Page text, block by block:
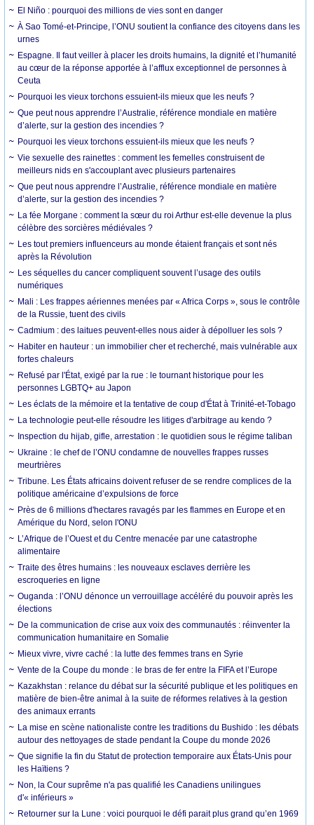
El Niño : pourquoi des millions de vies sont en danger
À Sao Tomé-et-Principe, l’ONU soutient la confiance des citoyens dans les
urnes
Espagne. Il faut veiller à placer les droits humains, la dignité et l’humanité
au cœur de la réponse apportée à l’afflux exceptionnel de personnes à
Ceuta
Pourquoi les vieux torchons essuient-ils mieux que les neufs ?
Que peut nous apprendre l’Australie, référence mondiale en matière
d’alerte, sur la gestion des incendies ?
Pourquoi les vieux torchons essuient-ils mieux que les neufs ?
Vie sexuelle des rainettes : comment les femelles construisent de
meilleurs nids en s'accouplant avec plusieurs partenaires
Que peut nous apprendre l’Australie, référence mondiale en matière
d’alerte, sur la gestion des incendies ?
La fée Morgane : comment la sœur du roi Arthur est-elle devenue la plus
célèbre des sorcières médiévales ?
Les tout premiers influenceurs au monde étaient français et sont nés
après la Révolution
Les séquelles du cancer compliquent souvent l’usage des outils
numériques
Mali : Les frappes aériennes menées par « Africa Corps », sous le contrôle
de la Russie, tuent des civils
Cadmium : des laitues peuvent-elles nous aider à dépolluer les sols ?
Habiter en hauteur : un immobilier cher et recherché, mais vulnérable aux
fortes chaleurs
Refusé par l'État, exigé par la rue : le tournant historique pour les
personnes LGBTQ+ au Japon
Les éclats de la mémoire et la tentative de coup d'État à Trinité-et-Tobago
La technologie peut-elle résoudre les litiges d'arbitrage au kendo ?
Inspection du hijab, gifle, arrestation : le quotidien sous le régime taliban
Ukraine : le chef de l’ONU condamne de nouvelles frappes russes
meurtrières
Tribune. Les États africains doivent refuser de se rendre complices de la
politique américaine d’expulsions de force
Près de 6 millions d'hectares ravagés par les flammes en Europe et en
Amérique du Nord, selon l'ONU
L’Afrique de l’Ouest et du Centre menacée par une catastrophe
alimentaire
Traite des êtres humains : les nouveaux esclaves derrière les
escroqueries en ligne
Ouganda : l’ONU dénonce un verrouillage accéléré du pouvoir après les
élections
De la communication de crise aux voix des communautés : réinventer la
communication humanitaire en Somalie
Mieux vivre, vivre caché : la lutte des femmes trans en Syrie
Vente de la Coupe du monde : le bras de fer entre la FIFA et l’Europe
Kazakhstan : relance du débat sur la sécurité publique et les politiques en
matière de bien-être animal à la suite de réformes relatives à la gestion
des animaux errants
La mise en scène nationaliste contre les traditions du Bushido : les débats
autour des nettoyages de stade pendant la Coupe du monde 2026
Que signifie la fin du Statut de protection temporaire aux États-Unis pour
les Haïtiens ?
Non, la Cour suprême n'a pas qualifié les Canadiens unilingues
d'« inférieurs »
Retourner sur la Lune : voici pourquoi le défi parait plus grand qu’en 1969